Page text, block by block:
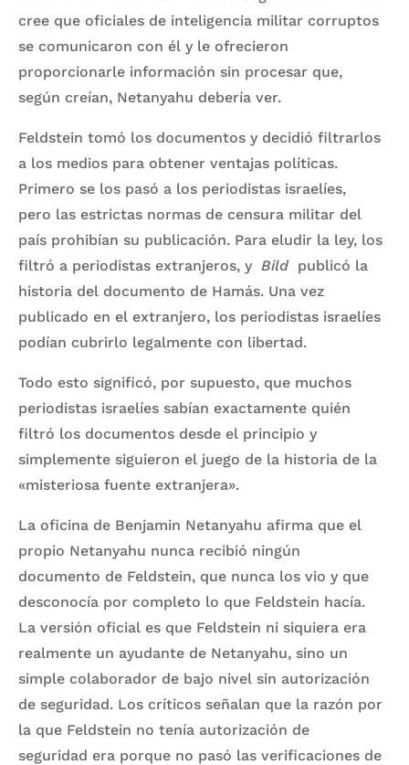
cree que oficiales de inteligencia militar corruptos
se comunicaron con él y le ofrecieron
proporcionarle información sin procesar que,
según creían, Netanyahu debería ver.
Feldstein tomó los documentos y decidió filtrarlos
a los medios para obtener ventajas políticas.
Primero se los pasó a los periodistas israelíes,
pero las estrictas normas de censura militar del
país prohibían su publicación. Para eludir la ley, los
filtró a periodistas extranjeros, y Bildpublicó la
historia del documento de Hamás. Una vez
publicado en el extranjero, los periodistas israelíes
podían cubrirlo legalmente con libertad.
Todo esto significó, por supuesto, que muchos
periodistas israelíes sabían exactamente quién
filtró los documentos desde el principio y
simplemente siguieron el juego de la historia de la
«misteriosa fuente extranjera».
La oficina de Benjamin Netanyahu afirma que el
propio Netanyahu nunca recibió ningún
documento de Feldstein, que nunca los vio y que
desconocía por completo lo que Feldstein hacía.
La versión oficial es que Feldstein ni siquiera era
realmente un ayudante de Netanyahu, sino un
simple colaborador de bajo nivel sin autorización
de seguridad. Los críticos señalan que la razón por
la que Feldstein no tenía autorización de
seguridad era porque no pasó las verificaciones de